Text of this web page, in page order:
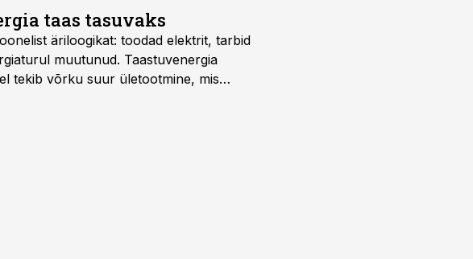
taas tasuvaks
äriloogikat: toodad elektrit, tarbid
muutunud. Taastuvenergia
tekib võrku suur ületootmine, mis